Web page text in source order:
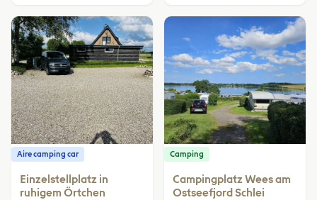
Aire camping car
Einzelstellplatz in
ruhigem Örtchen
Camping
Campingplatz Wees am
Ostseefjord Schlei